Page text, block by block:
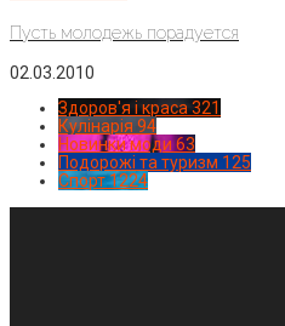
Пусть молодежь порадуется
02.03.2010
Здоров'я і краса321
Кулінарія 94
Новинки моди 63
Подорожі та туризм 125
Спорт1224